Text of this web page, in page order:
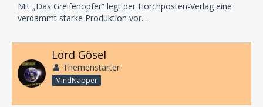
Mit „Das Greifenopfer“ legt der Horchposten-Verlag eine
verdammt starke Produktion vor...
Lord Gösel
Themenstarter
MindNapper